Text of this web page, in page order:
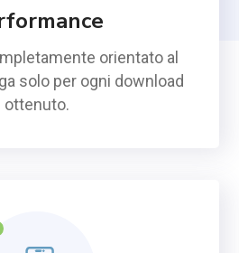
orientato al
solo per ogni download
ottenuto.